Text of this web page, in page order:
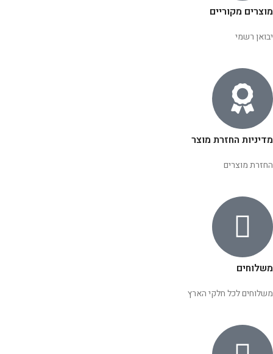
מוצרים מקוריים
יבואן רשמי
מדיניות החזרת מוצר
החזרת מוצרים
משלוחים
משלוחים לכל חלקי הארץ